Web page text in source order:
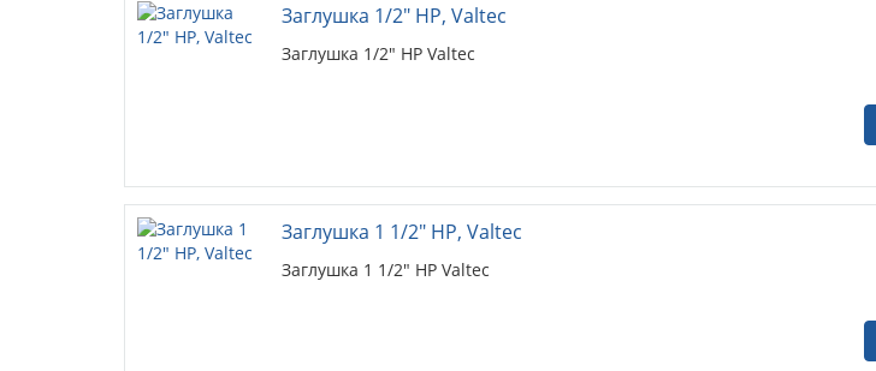
Заглушка 1/2" НР, Valtec
Заглушка 1/2" НР Valtec
Заглушка 1 1/2" НР, Valtec
Заглушка 1 1/2" НР Valtec